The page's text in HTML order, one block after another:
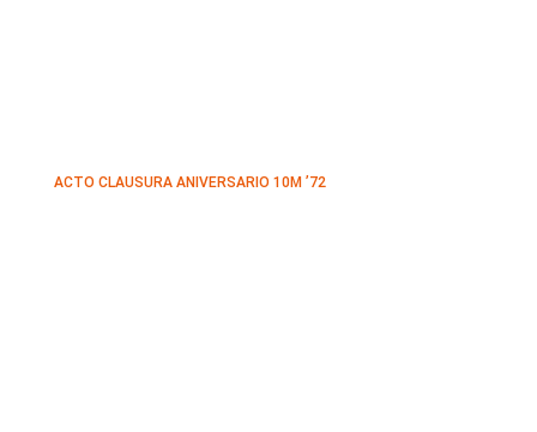
ACTO CLAUSURA ANIVERSARIO 10M ’72